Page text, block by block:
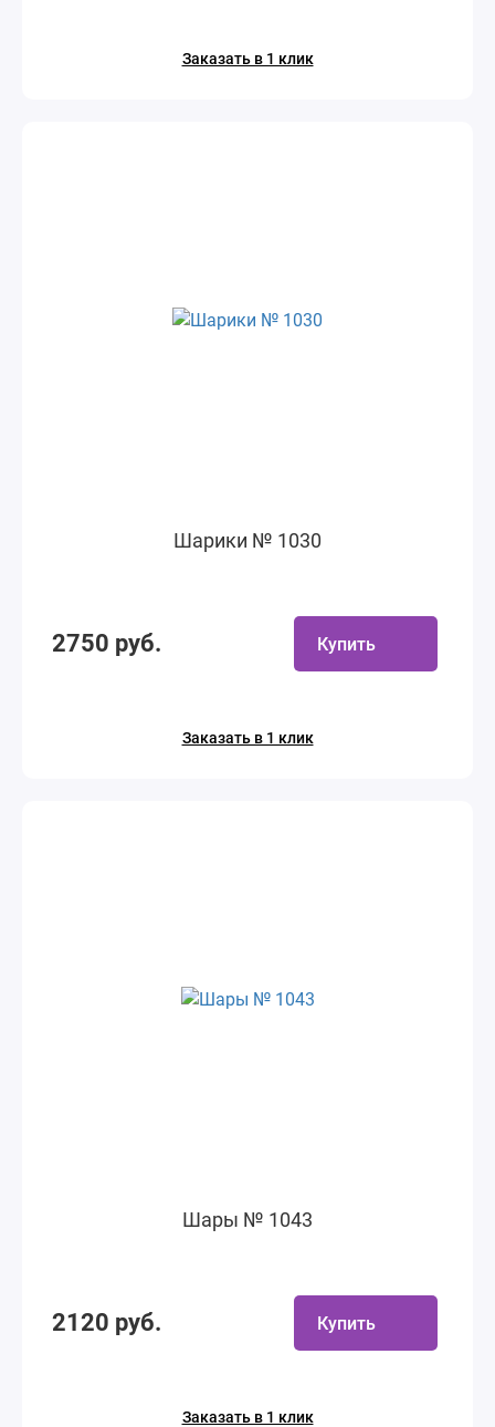
Заказать в 1 клик
Шарики № 1030
2750 руб. Купить
Заказать в 1 клик
Шары № 1043
2120 руб. Купить
Заказать в 1 клик